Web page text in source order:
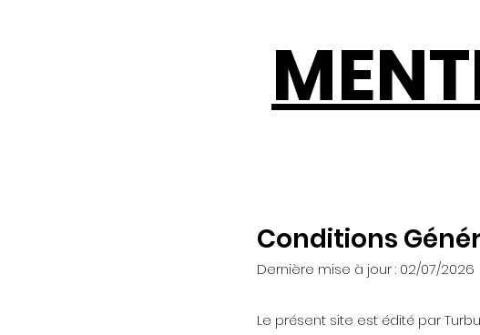
Conditions
Dernière mise à jour : 02/07/2026
Le présent site est édité par